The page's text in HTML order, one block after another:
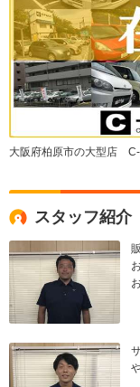
大阪府柏原市の大型店 C-
スタッフ紹介